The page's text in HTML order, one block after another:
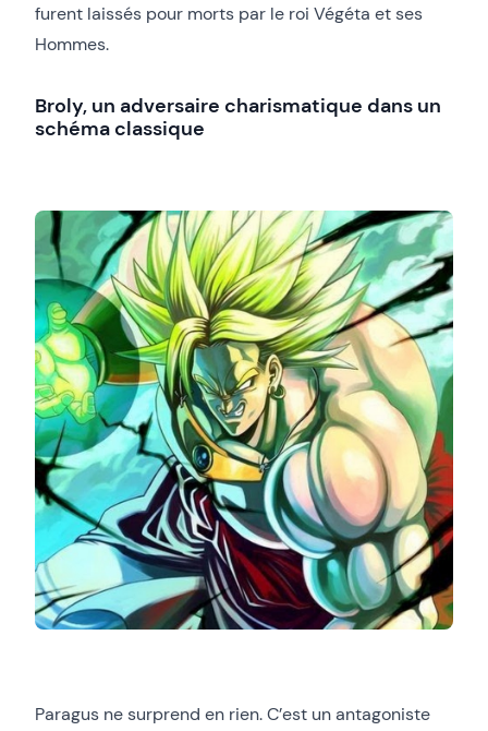
furent laissés pour morts par le roi Végéta et ses
Hommes.
Broly, un adversaire charismatique dans un
schéma classique
Paragus ne surprend en rien. C’est un antagoniste